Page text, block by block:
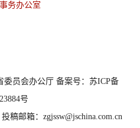
务办公室
委员会办公厅 备案号：苏ICP备
号
稿邮箱：zgjssw@jschina.com.cn